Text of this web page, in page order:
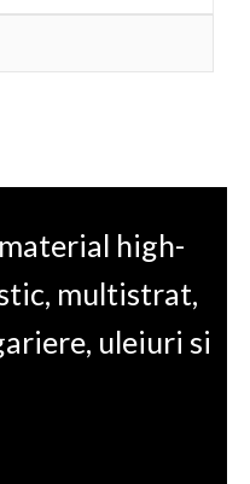
high-
multistrat,
uleiuri si